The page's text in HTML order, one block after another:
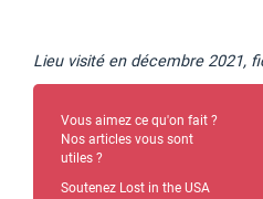
Lieu visité en décembre 2021,
Vous aimez ce qu'on fait ?
Nos articles vous sont
utiles ?
Soutenez Lost in the USA